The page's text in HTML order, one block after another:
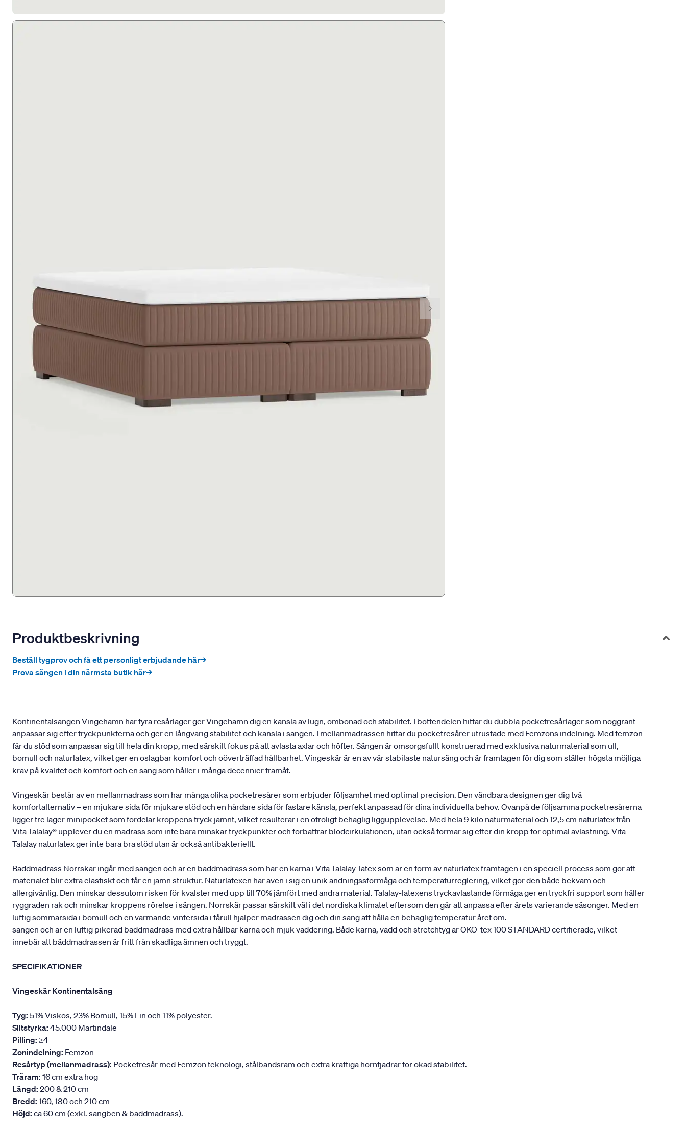
Produktbeskrivning
Beställ tygprov och få ett personligt erbjudande här→
Prova sängen i din närmsta butik här→
Kontinentalsängen Vingehamn har fyra resårlager ger Vingehamn dig en känsla av lugn, ombonad och stabilitet. I bottendelen hittar du dubbla pocketresårlager som noggrant
anpassar sig efter tryckpunkterna och ger en långvarig stabilitet och känsla i sängen. I mellanmadrassen hittar du pocketresårer utrustade med Femzons indelning. Med femzon
får du stöd som anpassar sig till hela din kropp, med särskilt fokus på att avlasta axlar och höfter. Sängen är omsorgsfullt konstruerad med exklusiva naturmaterial som ull,
bomull och naturlatex, vilket ger en oslagbar komfort och oöverträffad hållbarhet. Vingeskär är en av vår stabilaste natursäng och är framtagen för dig som ställer högsta möjliga
krav på kvalitet och komfort och en säng som håller i många decennier framåt.
Vingeskär består av en mellanmadrass som har många olika pocketresårer som erbjuder följsamhet med optimal precision. Den vändbara designen ger dig två
komfortalternativ – en mjukare sida för mjukare stöd och en hårdare sida för fastare känsla, perfekt anpassad för dina individuella behov. Ovanpå de följsamma pocketresårerna
ligger tre lager minipocket som fördelar kroppens tryck jämnt, vilket resulterar i en otroligt behaglig liggupplevelse. Med hela 9 kilo naturmaterial och 12,5 cm naturlatex från
Vita Talalay® upplever du en madrass som inte bara minskar tryckpunkter och förbättrar blodcirkulationen, utan också formar sig efter din kropp för optimal avlastning. Vita
Talalay naturlatex ger inte bara bra stöd utan är också antibakteriellt.
Bäddmadrass Norrskär ingår med sängen och är en bäddmadrass som har en kärna i Vita Talalay-latex som är en form av naturlatex framtagen i en speciell process som gör att
materialet blir extra elastiskt och får en jämn struktur. Naturlatexen har även i sig en unik andningssförmåga och temperaturreglering, vilket gör den både bekväm och
allergivänlig. Den minskar dessutom risken för kvalster med upp till 70% jämfört med andra material. Talalay-latexens tryckavlastande förmåga ger en tryckfri support som håller
ryggraden rak och minskar kroppens rörelse i sängen. Norrskär passar särskilt väl i det nordiska klimatet eftersom den går att anpassa efter årets varierande säsonger. Med en
luftig sommarsida i bomull och en värmande vintersida i fårull hjälper madrassen dig och din säng att hålla en behaglig temperatur året om.
sängen och är en luftig pikerad bäddmadrass med extra hållbar kärna och mjuk vaddering. Både kärna, vadd och stretchtyg är ÖKO-tex 100 STANDARD certifierade, vilket
innebär att bäddmadrassen är fritt från skadliga ämnen och tryggt.
SPECIFIKATIONER
Vingeskär Kontinentalsäng
Tyg: 51% Viskos, 23% Bomull, 15% Lin och 11% polyester.
Slitstyrka: 45.000 Martindale
Pilling: ≥4
Zonindelning: Femzon
Resårtyp (mellanmadrass): Pocketresår med Femzon teknologi, stålbandsram och extra kraftiga hörnfjädrar för ökad stabilitet.
Träram: 16 cm extra hög
Längd: 200 & 210 cm
Bredd: 160, 180 och 210 cm
Höjd: ca 60 cm (exkl. sängben & bäddmadrass).